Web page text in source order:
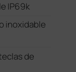
IP69k
inoxidable
de